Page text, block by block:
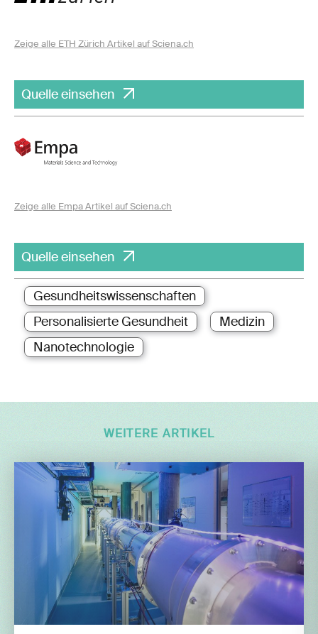
Zeige alle ETH Zürich Artikel auf Sciena.ch
Quelle einsehen
Zeige alle Empa Artikel auf Sciena.ch
Quelle einsehen
Gesundheitswissenschaften
Personalisierte Gesundheit
Medizin
Nanotechnologie
WEITERE ARTIKEL